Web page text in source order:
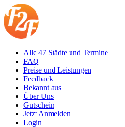
Alle 47 Städte und Termine
FAQ
Preise und Leistungen
Feedback
Bekannt aus
Über Uns
Gutschein
Jetzt Anmelden
Login